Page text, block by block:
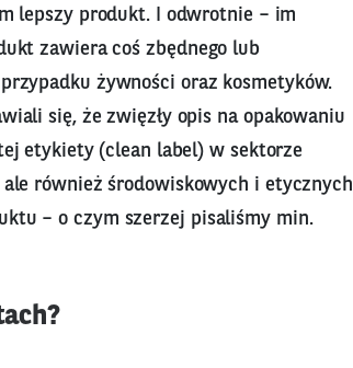
lepszy produkt. I odwrotnie – im
zawiera coś zbędnego lub
żywności oraz kosmetyków.
się, że zwięzły opis na opakowaniu
etykiety (clean label) w sektorze
również środowiskowych i etycznych
– o czym szerzej pisaliśmy min.